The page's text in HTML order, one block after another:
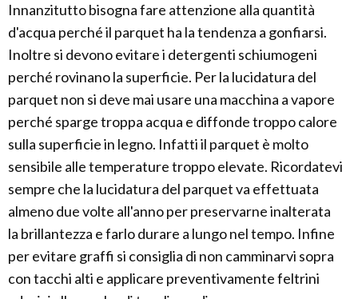
Innanzitutto bisogna fare attenzione alla quantità
d'acqua perché il parquet ha la tendenza a gonfiarsi.
Inoltre si devono evitare i detergenti schiumogeni
perché rovinano la superficie. Per la lucidatura del
parquet non si deve mai usare una macchina a vapore
perché sparge troppa acqua e diffonde troppo calore
sulla superficie in legno. Infatti il parquet è molto
sensibile alle temperature troppo elevate. Ricordatevi
sempre che la lucidatura del parquet va effettuata
almeno due volte all'anno per preservarne inalterata
la brillantezza e farlo durare a lungo nel tempo. Infine
per evitare graffi si consiglia di non camminarvi sopra
con tacchi alti e applicare preventivamente feltrini